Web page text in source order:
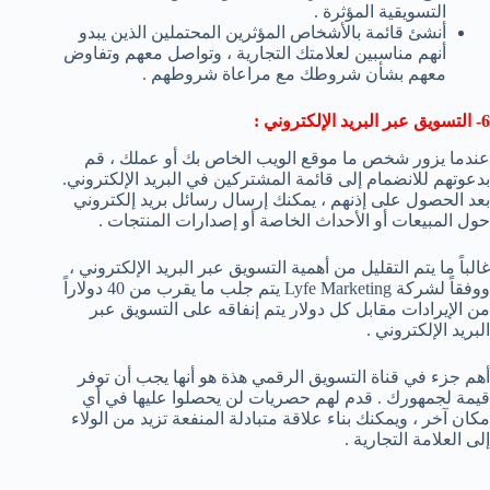
التسويقية المؤثرة .
أنشئ قائمة بالأشخاص المؤثرين المحتملين الذين يبدو
أنهم مناسبين لعلامتك التجارية ، وتواصل معهم وتفاوض
معهم بشأن شروطك مع مراعاة شروطهم .
6- التسويق عبر البريد الإلكتروني :
عندما يزور شخص ما موقع الويب الخاص بك أو عملك ، قم
بدعوتهم للانضمام إلى قائمة المشتركين في البريد الإلكتروني.
بعد الحصول على إذنهم ، يمكنك إرسال رسائل بريد إلكتروني
حول المبيعات أو الأحداث الخاصة أو إصدارات المنتجات .
غالباً ما يتم التقليل من أهمية التسويق عبر البريد الإلكتروني ،
ووفقاً لشركة Lyfe Marketing يتم جلب ما يقرب من 40 دولاراً
من الإيرادات مقابل كل دولار يتم إنفاقه على التسويق عبر
البريد الإلكتروني .
أهم جزء في قناة التسويق الرقمي هذة هو أنها يجب أن توفر
قيمة لجمهورك . قدم لهم حصريات لن يحصلوا عليها في أي
مكان آخر ، ويمكنك بناء علاقة متبادلة المنفعة تزيد من الولاء
إلى العلامة التجارية .